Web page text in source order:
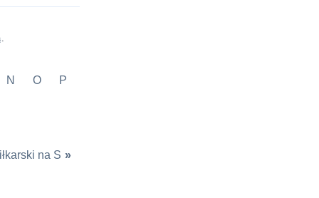
.
N O P
na S »